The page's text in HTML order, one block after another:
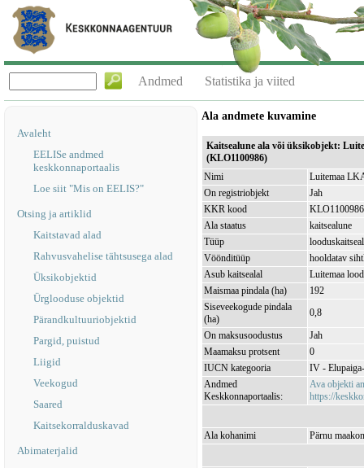
Andmed Statistika ja viited
Avaleht
EELISe andmed
keskkonnaportaalis
Loe siit "Mis on EELIS?"
Otsing ja artiklid
Kaitstavad alad
Rahvusvahelise tähtsusega alad
Üksikobjektid
Ürglooduse objektid
Pärandkultuuriobjektid
Pargid, puistud
Liigid
Veekogud
Saared
Kaitsekorralduskavad
Abimaterjalid
Ala andmete kuvamine
Kaitsealune ala või üksikobjekt:
(KLO1100986)
Nimi
Luitemaa
On registriobjekt
Jah
KKR kood
KLO1100986
Ala staatus
kaitsealune
Tüüp
Vöönditüüp
hooldatav
Asub kaitsealal
Luitemaa
Maismaa pindala (ha)
192
Siseveekogude pindala
(ha)
0,8
On maksusoodustus
Jah
Maamaksu protsent
0
IUCN kategooria
IV -
Andmed
Keskkonnaportaalis:
Ava objekti
https://
Ala kohanimi Pärnu